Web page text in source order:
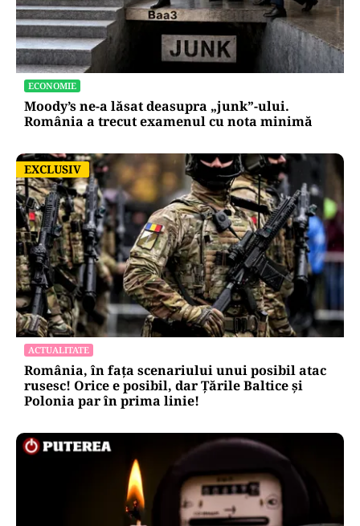
ECONOMIE
Moody’s ne-a lăsat deasupra „junk”-ului.
România a trecut examenul cu nota minimă
EXCLUSIV
EXCLUSIV
ACTUALITATE
România, în fața scenariului unui posibil atac
rusesc! Orice e posibil, dar Țările Baltice și
Polonia par în prima linie!